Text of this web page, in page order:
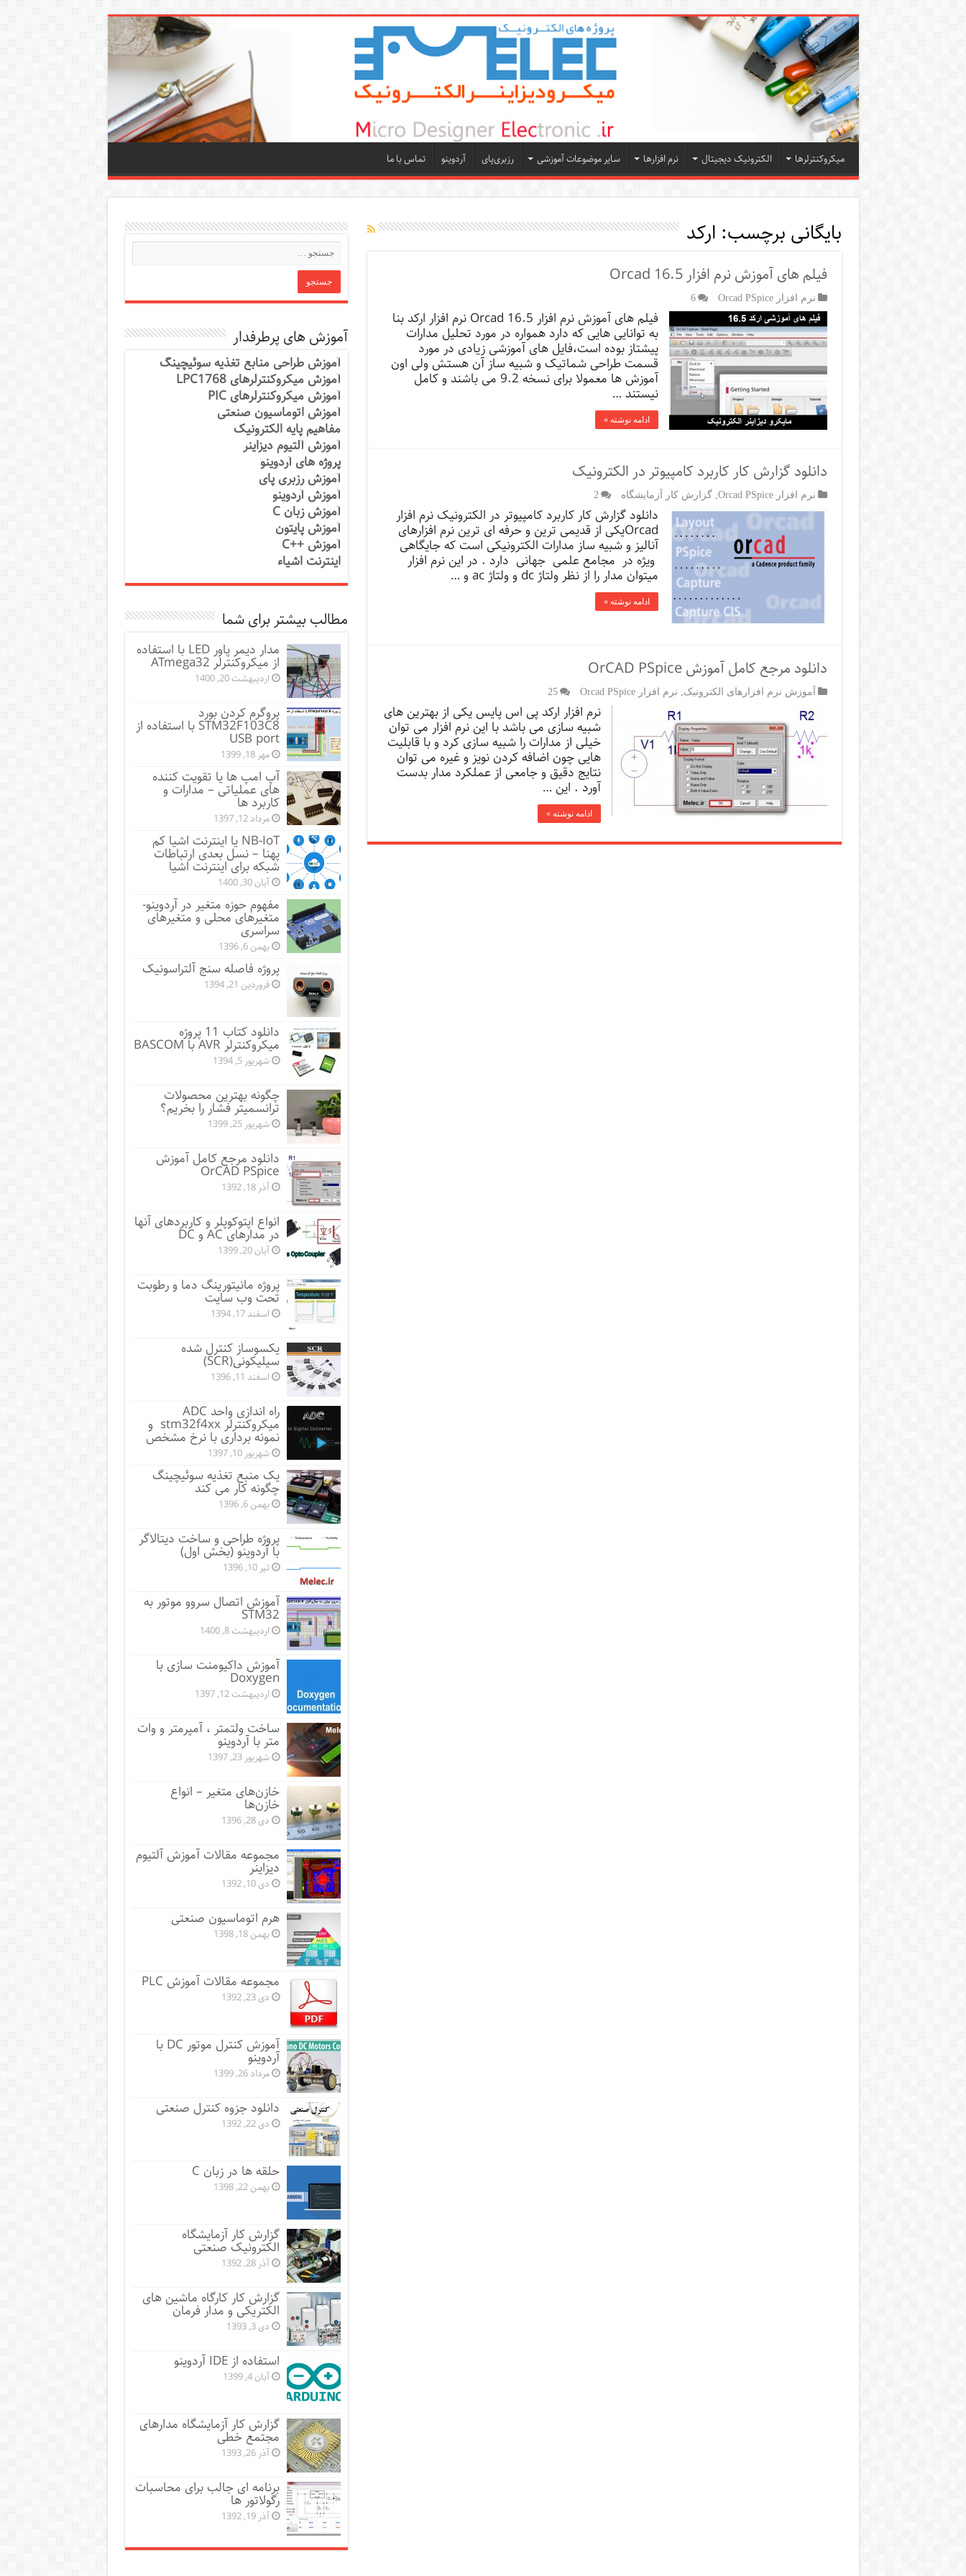
میکروکنترلرها الکترونیک دیجیتال نرم افزارها سایر موضوعات آموزشی رزبری‌پای آردوینو تماس با ما
بایگانی برچسب: ارکد
فیلم های آموزش نرم افزار Orcad 16.5
نرم افزار Orcad PSpice 6
فیلم های آموزش نرم افزار Orcad 16.5 نرم افزار ارکد بنا
به توانایی هایی که دارد همواره در مورد تحلیل مدارات
پیشتاز بوده است،فایل های آموزشی زیادی در مورد
قسمت طراحی شماتیک و شبیه ساز آن هستش ولی اون
آموزش ها معمولا برای نسخه 9.2 می باشند و کامل
نیستند …
ادامه نوشته »
دانلود گزارش کار کاربرد کامپیوتر در الکترونیک
نرم افزار Orcad PSpice ,گزارش کار آزمایشگاه 2
دانلود گزارش کار کاربرد کامپیوتر در الکترونیک نرم افزار
Orcadیکی از قدیمی ترین و حرفه ای ترین نرم افزارهای
آنالیز و شبیه ساز مدارات الکترونیکی است که جایگاهی
ویژه در مجامع علمی جهانی دارد . در این نرم افزار
میتوان مدار را از نظر ولتاژ dc و ولتاژ ac و …
ادامه نوشته »
دانلود مرجع کامل آموزش OrCAD PSpice
آموزش نرم افزارهای الکترونیک نرم افزار Orcad PSpice 25
نرم افزار ارکد پی اس پایس یکی از بهترین های
شبیه سازی می باشد با این نرم افزار می توان
خیلی از مدارات را شبیه سازی کرد و با قابلیت
هایی چون اضافه کردن نویز و غیره می توان
نتایج دقیق و جامعی از عملکرد مدار بدست
آورد . این …
ادامه نوشته »
آموزش های پرطرفدار
آموزش طراحی منابع تغذیه سوئیچینگ
آموزش میکروکنترلرهای LPC1768
آموزش میکروکنترلرهای PIC
آموزش اتوماسیون صنعتی
مفاهیم پایه الکترونیک
آموزش آلتیوم دیزاینر
پروژه های آردوینو
آموزش رزبری پای
آموزش آردوینو
آموزش زبان C
آموزش پایتون
آموزش ++C
اینترنت اشیاء
مطالب بیشتر برای شما
مدار دیمر پاور LED با استفاده
از میکروکنترلر ATmega32
اردیبهشت 20, 1400
پروگرم کردن بورد
STM32F103C8 با استفاده از
USB port
مهر 18, 1399
آپ امپ ها یا تقویت کننده
های عملیاتی – مدارات و
کاربرد ها
مرداد 12, 1397
NB-IoT یا اینترنت اشیا کم
پهنا – نسل بعدی ارتباطات
شبکه برای اینترنت اشیا
آبان 30, 1400
مفهوم حوزه متغیر در آردوینو-
متغیرهای محلی و متغیرهای
سراسری
بهمن 6, 1396
پروژه فاصله سنج آلتراسونیک
فروردین 21, 1394
دانلود کتاب 11 پروژه
میکروکنترلر AVR با BASCOM
شهریور 5, 1394
چگونه بهترین محصولات
ترانسمیتر فشار را بخریم؟
شهریور 25, 1399
دانلود مرجع کامل آموزش
OrCAD PSpice
آذر 18, 1392
انواع اپتوکوپلر و کاربردهای آنها
در مدارهای AC و DC
آبان 20, 1399
پروژه مانيتورينگ دما و رطوبت
تحت وب سایت
اسفند 17, 1394
یکسوساز کنترل شده
سیلیکونی(SCR)
اسفند 11, 1396
راه اندازی واحد ADC
میکروکنترلر stm32f4xx و
نمونه برداری با نرخ مشخص
شهریور 10, 1397
یک منبع تغذیه سوئیچینگ
چگونه کار می کند
بهمن 6, 1396
پروژه طراحی و ساخت دیتالاگر
با آردوینو (بخش اول)
تیر 10, 1396
آموزش اتصال سروو موتور به
STM32
اردیبهشت 8, 1400
آموزش داکیومنت سازی با
Doxygen
اردیبهشت 12, 1397
ساخت ولتمتر ، آمپرمتر و وات
متر با آردوینو
شهریور 23, 1397
خازن‌های متغیر – انواع
خازن‌ها
دی 28, 1396
مجموعه مقالات آموزش آلتیوم
دیزاینر
دی 10, 1392
هرم اتوماسیون صنعتی
بهمن 18, 1398
مجموعه مقالات آموزش PLC
دی 23, 1392
آموزش کنترل موتور DC با
آردوینو
مرداد 26, 1399
دانلود جزوه کنترل صنعتی
دی 22, 1392
حلقه ها در زبان C
بهمن 22, 1398
گزارش کار آزمایشگاه
الکترونیک صنعتی
آذر 28, 1392
گزارش کار کارگاه ماشین های
الکتریکی و مدار فرمان
دی 3, 1393
استفاده از IDE آردوینو
آبان 4, 1399
گزارش کار آزمایشگاه مدارهای
مجتمع خطی
آذر 26, 1393
برنامه ای جالب برای محاسبات
رگولاتور ها
آذر 19, 1392